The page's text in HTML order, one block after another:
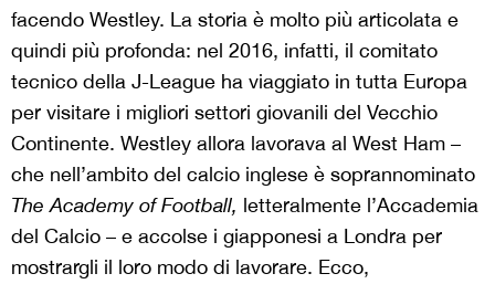
facendo Westley. La storia è molto più articolata e
quindi più profonda: nel 2016, infatti, il comitato
tecnico della J-League ha viaggiato in tutta Europa
per visitare i migliori settori giovanili del Vecchio
Continente. Westley allora lavorava al West Ham –
che nell’ambito del calcio inglese è soprannominato
The Academy of Football, letteralmente l’Accademia
del Calcio – e accolse i giapponesi a Londra per
mostrargli il loro modo di lavorare. Ecco,